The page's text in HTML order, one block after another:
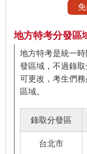
地方特考分發區
地方特考是統一
發區域，不過錄
可更改，考生們
區域。
錄取分發區
台北市